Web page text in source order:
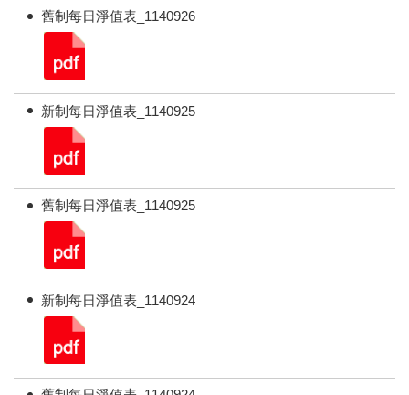
舊制每日淨值表_1140926
新制每日淨值表_1140925
舊制每日淨值表_1140925
新制每日淨值表_1140924